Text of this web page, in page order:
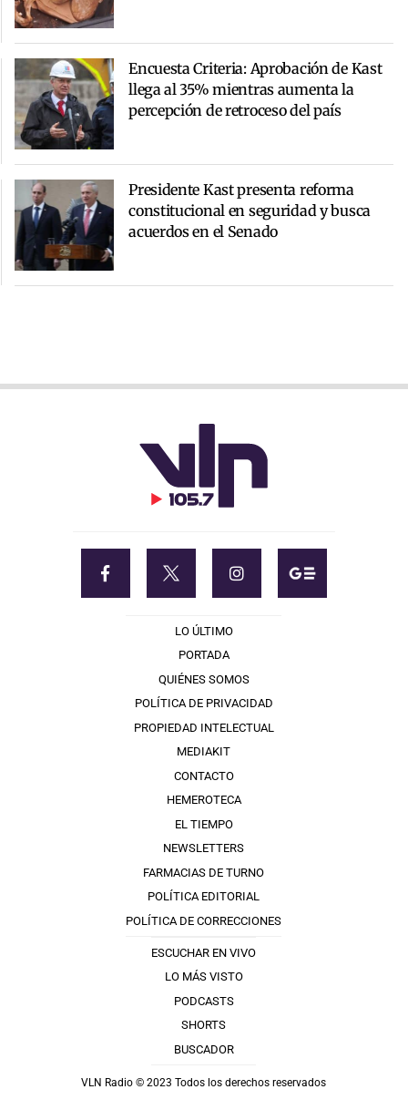
Encuesta Criteria: Aprobación de Kast
llega al 35% mientras aumenta la
percepción de retroceso del país
Presidente Kast presenta reforma
constitucional en seguridad y busca
acuerdos en el Senado
LO ÚLTIMO
PORTADA
QUIÉNES SOMOS
POLÍTICA DE PRIVACIDAD
PROPIEDAD INTELECTUAL
MEDIAKIT
CONTACTO
HEMEROTECA
EL TIEMPO
NEWSLETTERS
FARMACIAS DE TURNO
POLÍTICA EDITORIAL
POLÍTICA DE CORRECCIONES
ESCUCHAR EN VIVO
LO MÁS VISTO
PODCASTS
SHORTS
BUSCADOR
VLN Radio © 2023 Todos los derechos reservados